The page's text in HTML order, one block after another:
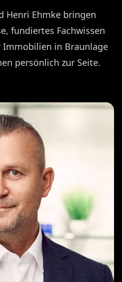
Henri Ehmke bringen
fundiertes Fachwissen
in Braunlage
persönlich zur Seite.